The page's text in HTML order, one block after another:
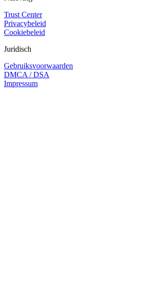
Trust Center
Privacybeleid
Cookiebeleid
Juridisch
Gebruiksvoorwaarden
DMCA / DSA
Impressum